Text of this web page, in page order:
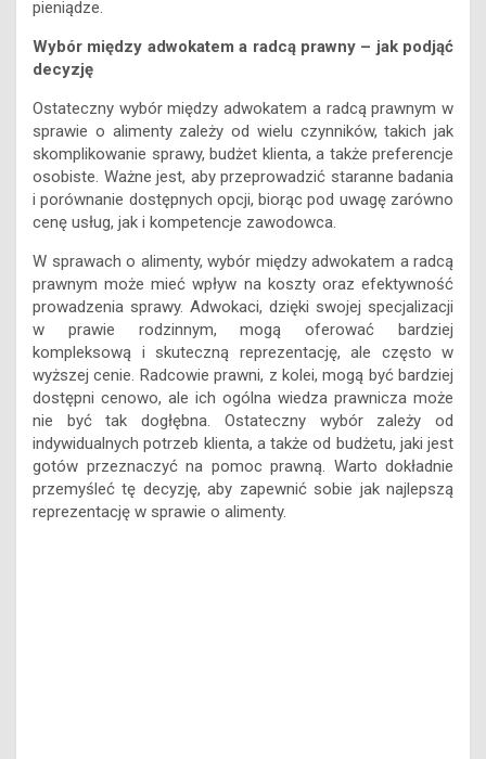
decyzję
Ostateczny wybór między adwokatem a radcą prawnym w
sprawie o alimenty zależy od wielu czynników, takich jak
skomplikowanie sprawy, budżet klienta, a także preferencje
osobiste. Ważne jest, aby przeprowadzić staranne badania
i porównanie dostępnych opcji, biorąc pod uwagę zarówno
cenę usług, jak i kompetencje zawodowca.
W sprawach o alimenty, wybór między adwokatem a radcą
prawnym może mieć wpływ na koszty oraz efektywność
prowadzenia sprawy. Adwokaci, dzięki swojej specjalizacji
w prawie rodzinnym, mogą oferować bardziej
kompleksową i skuteczną reprezentację, ale często w
wyższej cenie. Radcowie prawni, z kolei, mogą być bardziej
dostępni cenowo, ale ich ogólna wiedza prawnicza może
nie być tak dogłębna. Ostateczny wybór zależy od
indywidualnych potrzeb klienta, a także od budżetu, jaki jest
gotów przeznaczyć na pomoc prawną. Warto dokładnie
przemyśleć tę decyzję, aby zapewnić sobie jak najlepszą
reprezentację w sprawie o alimenty.